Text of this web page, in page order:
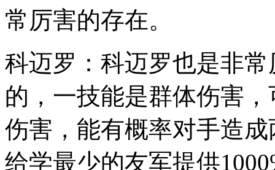
常厉害的存在。
科迈罗：科迈罗也是非
的，一技能是群体伤害
伤害，能有概率对手造
给学最少的友军提供